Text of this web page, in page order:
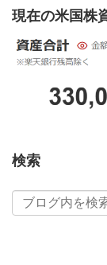
現在の米国株
検索